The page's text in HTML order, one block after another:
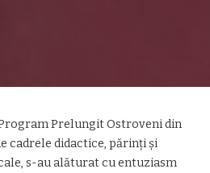
Prelungit Ostroveni din
cadrele didactice, părinți și
s-au alăturat cu entuziasm